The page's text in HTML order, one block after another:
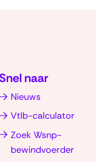
Snel naar
Nieuws
Vtlb-calculator
Zoek Wsnp-
bewindvoerder